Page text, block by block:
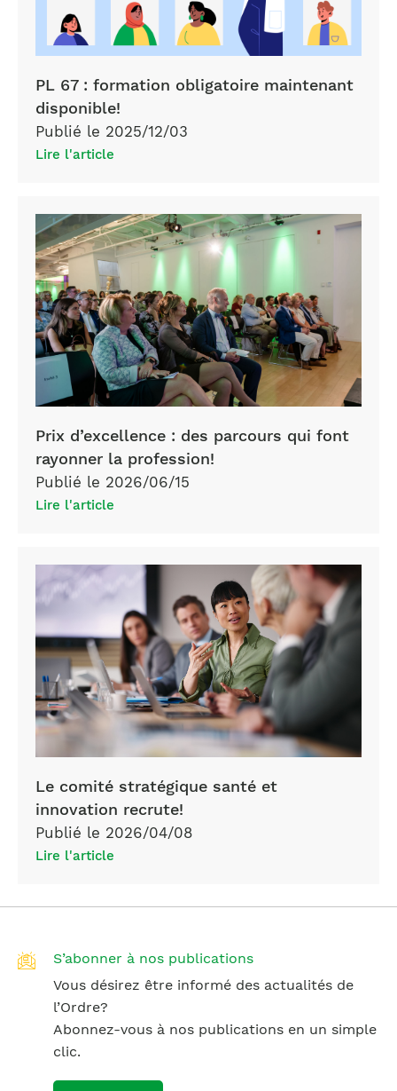
PL 67 : formation obligatoire maintenant
disponible!
Publié le 2025/12/03
Lire l'article
Prix d’excellence : des parcours qui font
rayonner la profession!
Publié le 2026/06/15
Lire l'article
Le comité stratégique santé et
innovation recrute!
Publié le 2026/04/08
Lire l'article
S’abonner à nos publications
Vous désirez être informé des actualités de
l’Ordre?
Abonnez-vous à nos publications en un simple
clic.